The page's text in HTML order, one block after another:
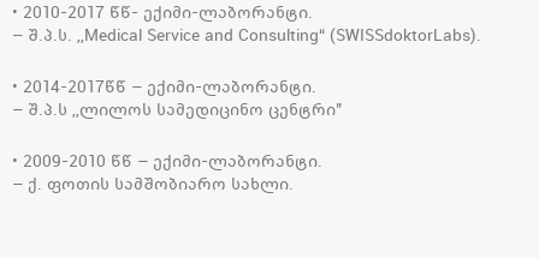
• 2010-2017 წწ- ექიმი-ლაბორანტი.
– შ.პ.ს. ,,Medical Service and Consulting“ (SWISSdoktorLabs).
• 2014-2017წწ – ექიმი-ლაბორანტი.
– შ.პ.ს ,,ლილოს სამედიცინო ცენტრი’’
• 2009-2010 წწ – ექიმი-ლაბორანტი.
– ქ. ფოთის სამშობიარო სახლი.